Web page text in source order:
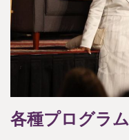
各種プログラム